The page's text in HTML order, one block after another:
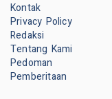
Kontak
Privacy Policy
Redaksi
Tentang Kami
Pedoman
Pemberitaan